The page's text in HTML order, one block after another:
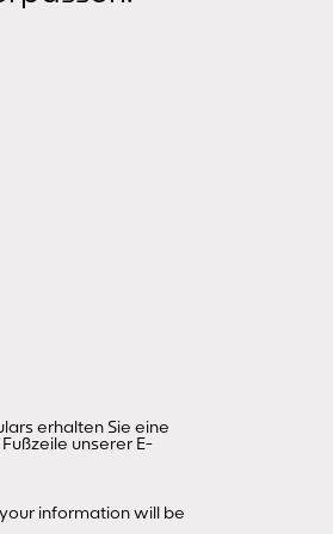
erhalten Sie eine
unserer E-
information will be